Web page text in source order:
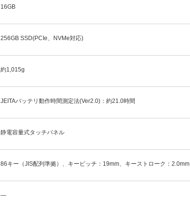
16GB
256GB SSD(PCIe、NVMe対応)
約1,015g
JEITAバッテリ動作時間測定法(Ver2.0)：約21.0時間
静電容量式タッチパネル
86キー（JIS配列準拠）、キーピッチ：19mm、キーストローク：2.0mm
―